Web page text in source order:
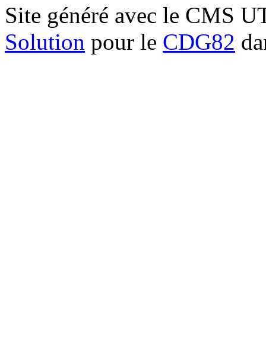
Site généré avec le CMS
Solution pour le CDG82